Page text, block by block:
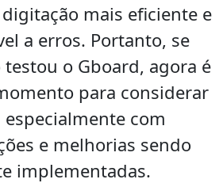
mais eficiente e
a erros. Portanto, se
o Gboard, agora é
para considerar
com
e melhorias sendo
implementadas.